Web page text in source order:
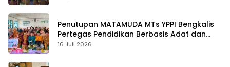
Penutupan MATAMUDA MTs YPPI Bengkalis
Pertegas Pendidikan Berbasis Adat dan
Karakter
16 Juli 2026